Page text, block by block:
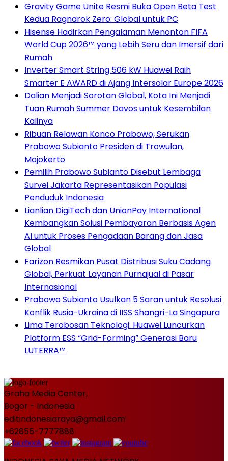
Gravity Game Unite Resmi Buka Open Beta Test
Kedua Ragnarok Zero: Global untuk PC
Hisense Hadirkan Pengalaman Menonton FIFA
World Cup 2026™ yang Lebih Seru dan Imersif dari
Rumah
Inverter Smart String 506 kW Huawei Raih
Smarter E AWARD di Ajang Intersolar Europe 2026
Dalian Menjadi Sorotan Global, Kota Ini Menjadi
Tuan Rumah Summer Davos untuk Kesembilan
Kalinya
Ribuan Relawan Konco Prabowo, Serukan
Prabowo Subianto Presiden di Trowulan,
Mojokerto
Pemilih Prabowo Subianto Disebut Lembaga
Survei Jakarta Representasikan Populasi
Penduduk Indonesia
Lianlian DigiTech dan UnionPay International
Kembangkan Solusi Pembayaran Berbasis Agen
AI untuk Proses Pengadaan Barang dan Jasa
Global
Farizon Resmikan Pusat Distribusi Suku Cadang
Global, Perkuat Layanan Purnajual di Pasar
Internasional
Prabowo Subianto Usulkan 5 Saran untuk Resolusi
Konflik Rusia-Ukraina di IISS Shangri-La Singapura
Lima Terobosan Teknologi: Huawei Luncurkan
Platform ESS “Grid-Forming” Generasi Baru
LUTERRA™
Graha Media Center,
Bogor - Indonesia
editindonesiaraya@gmail.com
+62855-7777888